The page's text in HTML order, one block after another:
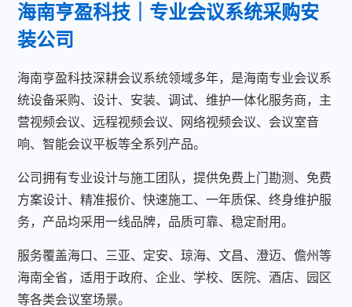
海南亨盈科技｜专业会议系统采购安
装公司
海南亨盈科技深耕会议系统领域多年，是海南专业会议系
统设备采购、设计、安装、调试、维护一体化服务商，主
营视频会议、远程视频会议、网络视频会议、会议室音
响、智能会议平板等全系列产品。
公司拥有专业设计与施工团队，提供免费上门勘测、免费
方案设计、精准报价、快速施工、一年质保、终身维护服
务，产品均采用一线品牌，品质可靠、稳定耐用。
服务覆盖海口、三亚、定安、琼海、文昌、澄迈、儋州等
海南全省，适用于政府、企业、学校、医院、酒店、园区
等各类会议室场景。